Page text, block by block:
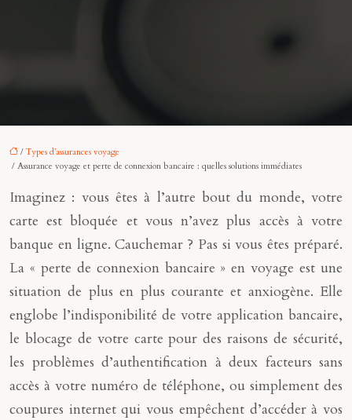
/ Types d’assurances voyage
/ Assurance voyage et perte de connexion bancaire : quelles solutions immédiates
Imaginez : vous êtes à l’autre bout du monde, votre
carte est bloquée et vous n’avez plus accès à votre
banque en ligne. Cauchemar ? Pas si vous êtes préparé.
La « perte de connexion bancaire » en voyage est une
situation de plus en plus courante et anxiogène. Elle
englobe l’indisponibilité de votre application bancaire,
le blocage de votre carte pour des raisons de sécurité,
les problèmes d’authentification à deux facteurs sans
accès à votre numéro de téléphone, ou simplement des
coupures internet qui vous empêchent d’accéder à vos